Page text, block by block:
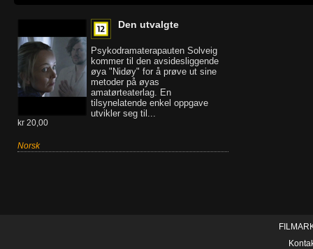
Den utvalgte
Psykodramaterapauten Solveig
kommer til den avsidesliggende
øya "Nidøy" for å prøve ut sine
metoder på øyas
amatørteaterlag. En
tilsynelatende enkel oppgave
utvikler seg til...
kr 20,00
Norsk